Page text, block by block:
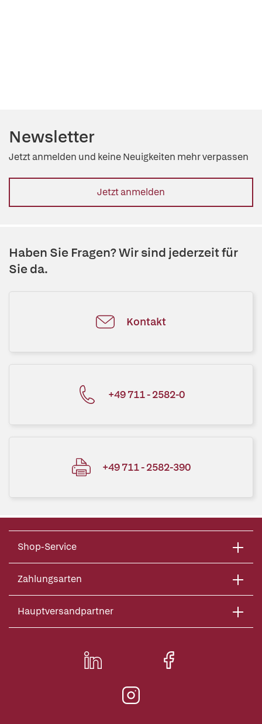
Newsletter
Jetzt anmelden und keine Neuigkeiten mehr verpassen
Jetzt anmelden
Haben Sie Fragen? Wir sind jederzeit für
Sie da.
Kontakt
+49 711 - 2582-0
+49 711 - 2582-390
Shop-Service
Zahlungsarten
Hauptversandpartner